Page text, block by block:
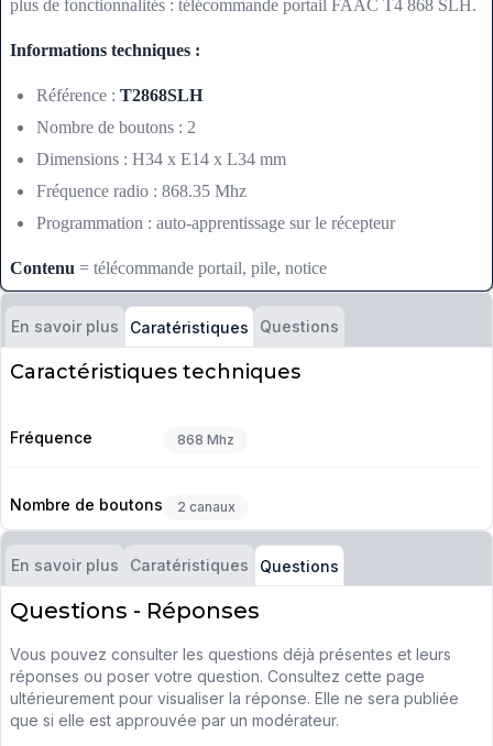
plus de fonctionnalités : télécommande portail FAAC T4 868 SLH.
Informations techniques :
Référence : T2868SLH
Nombre de boutons : 2
Dimensions : H34 x E14 x L34 mm
Fréquence radio : 868.35 Mhz
Programmation : auto-apprentissage sur le récepteur
Contenu = télécommande portail, pile, notice
En savoir plus Caratéristiques Questions
Caractéristiques techniques
Fréquence 868 Mhz
Nombre de boutons 2 canaux
En savoir plus Caratéristiques Questions
Questions - Réponses
Vous pouvez consulter les questions déjà présentes et leurs
réponses ou poser votre question. Consultez cette page
ultérieurement pour visualiser la réponse. Elle ne sera publiée
que si elle est approuvée par un modérateur.